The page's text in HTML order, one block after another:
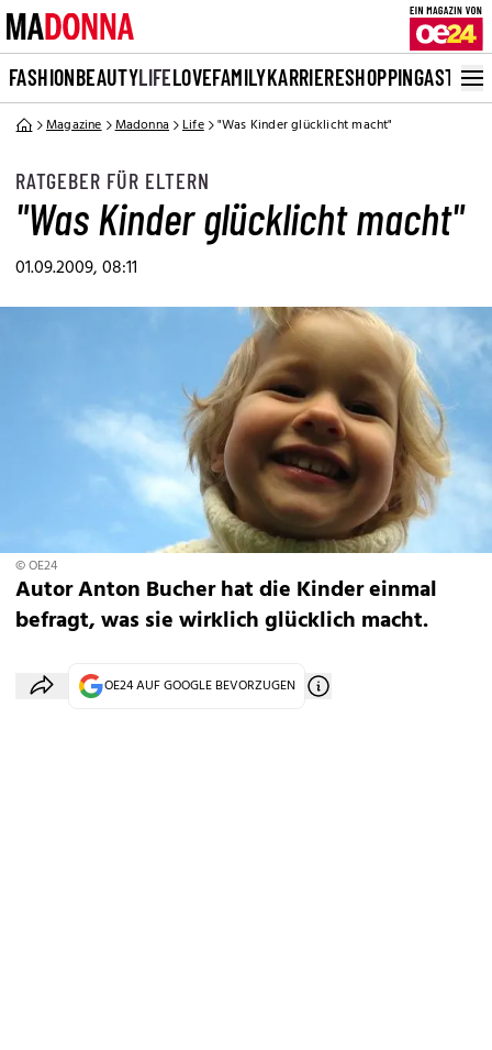
FASHIONBEAUTYLIFELOVEFAMILYKARRIERESHOPPINGASTRO
Magazine Madonna Life "Was Kinder glücklicht macht"
RATGEBER FÜR ELTERN
"Was Kinder glücklicht macht"
01.09.2009, 08:11
© OE24
Autor Anton Bucher hat die Kinder einmal
befragt, was sie wirklich glücklich macht.
OE24 AUF GOOGLE BEVORZUGEN